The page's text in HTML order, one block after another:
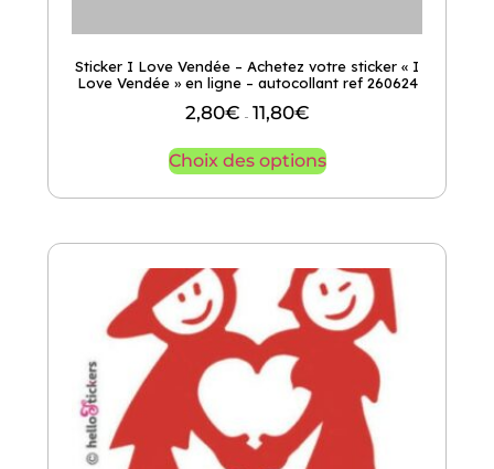
Sticker I Love Vendée – Achetez votre sticker « I
Love Vendée » en ligne – autocollant ref 260624
2,80€ – 11,80€
Choix des options